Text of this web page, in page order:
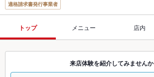
適格請求書発行事業者
トップ メニュー 店内
来店体験を紹介してみませんか